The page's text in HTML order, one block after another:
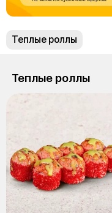
Теплые роллы
Теплые роллы